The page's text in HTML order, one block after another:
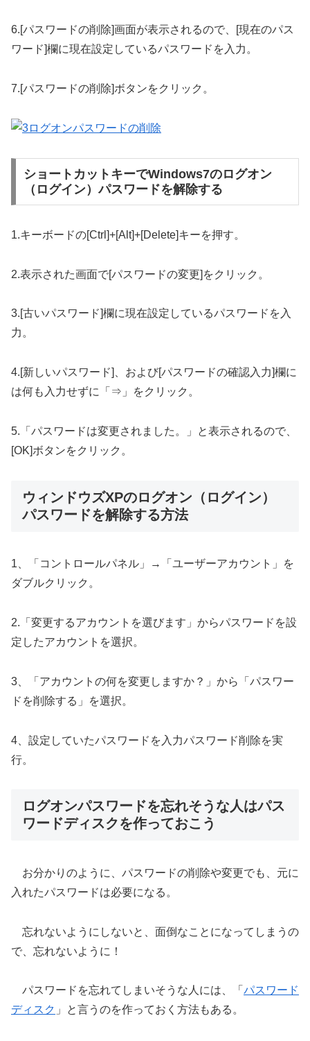
6.[パスワードの削除]画面が表示されるので、[現在のパス
ワード]欄に現在設定しているパスワードを入力。
7.[パスワードの削除]ボタンをクリック。
ショートカットキーでWindows7のログオン
（ログイン）パスワードを解除する
1.キーボードの[Ctrl]+[Alt]+[Delete]キーを押す。
2.表示された画面で[パスワードの変更]をクリック。
3.[古いパスワード]欄に現在設定しているパスワードを入
力。
4.[新しいパスワード]、および[パスワードの確認入力]欄に
は何も入力せずに「⇒」をクリック。
5.「パスワードは変更されました。」と表示されるので、
[OK]ボタンをクリック。
ウィンドウズXPのログオン（ログイン）
パスワードを解除する方法
1、「コントロールパネル」→「ユーザーアカウント」を
ダブルクリック。
2.「変更するアカウントを選びます」からパスワードを設
定したアカウントを選択。
3、「アカウントの何を変更しますか？」から「パスワー
ドを削除する」を選択。
4、設定していたパスワードを入力パスワード削除を実
行。
ログオンパスワードを忘れそうな人はパス
ワードディスクを作っておこう
お分かりのように、パスワードの削除や変更でも、元に
入れたパスワードは必要になる。
忘れないようにしないと、面倒なことになってしまうの
で、忘れないように！
パスワードを忘れてしまいそうな人には、「 パスワード
ディスク 」と言うのを作っておく方法もある。